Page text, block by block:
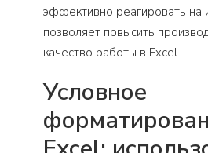
эффективно реагировать на
позволяет повысить
качество работы в Excel.
Условное